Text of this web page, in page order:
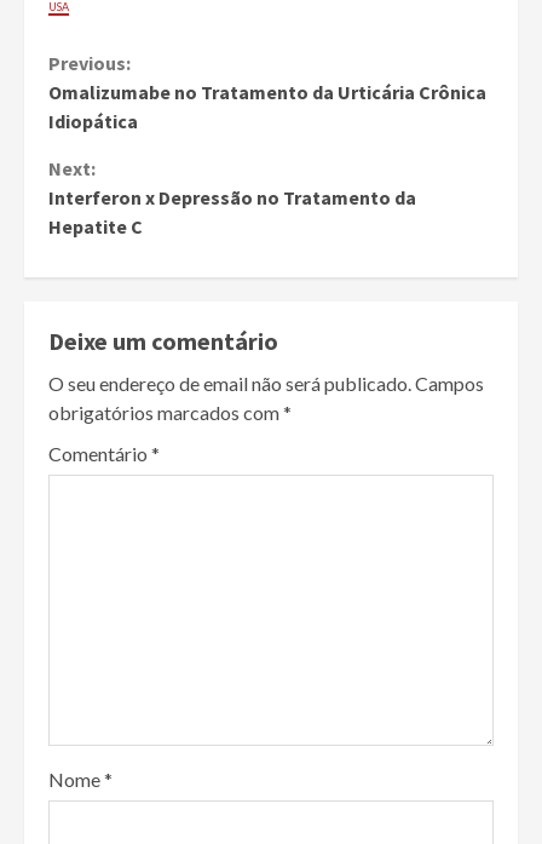
USA
Continue
Reading
Previous:
Omalizumabe no Tratamento da Urticária Crônica
Idiopática
Next:
Interferon x Depressão no Tratamento da
Hepatite C
Deixe um comentário
O seu endereço de email não será publicado.Campos
obrigatórios marcados com*
Comentário *
Nome*